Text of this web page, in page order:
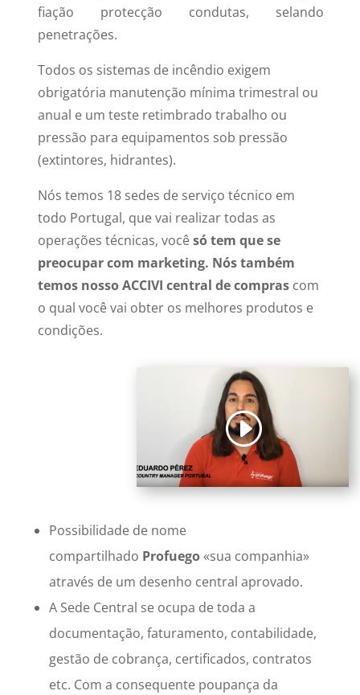
fiação protecção condutas, selando
penetrações.
Todos os sistemas de incêndio exigem
obrigatória manutenção mínima trimestral ou
anual e um teste retimbrado trabalho ou
pressão para equipamentos sob pressão
(extintores, hidrantes).
Nós temos 18 sedes de serviço técnico em
todo Portugal, que vai realizar todas as
operações técnicas, vocêsó tem que se
preocupar com marketing. Nós também
temos nosso ACCIVI central de comprascom
o qual você vai obter os melhores produtos e
condições.
Possibilidade de nome
compartilhado Profuego«sua companhia»
através de um desenho central aprovado.
A Sede Central se ocupa de toda a
documentação, faturamento, contabilidade,
gestão de cobrança, certificados, contratos
etc. Com a consequente poupança da